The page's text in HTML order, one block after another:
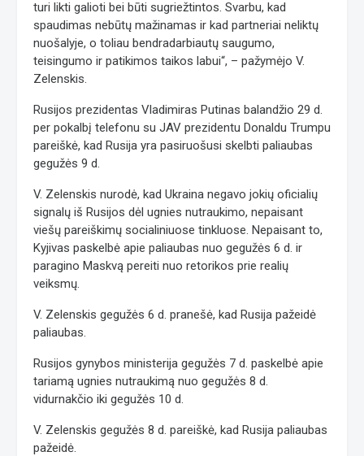
turi likti galioti bei būti sugriežtintos. Svarbu, kad
spaudimas nebūtų mažinamas ir kad partneriai neliktų
nuošalyje, o toliau bendradarbiautų saugumo,
teisingumo ir patikimos taikos labui“, – pažymėjo V.
Zelenskis.
Rusijos prezidentas Vladimiras Putinas balandžio 29 d.
per pokalbį telefonu su JAV prezidentu Donaldu Trumpu
pareiškė, kad Rusija yra pasiruošusi skelbti paliaubas
gegužės 9 d.
V. Zelenskis nurodė, kad Ukraina negavo jokių oficialių
signalų iš Rusijos dėl ugnies nutraukimo, nepaisant
viešų pareiškimų socialiniuose tinkluose. Nepaisant to,
Kyjivas paskelbė apie paliaubas nuo gegužės 6 d. ir
paragino Maskvą pereiti nuo retorikos prie realių
veiksmų.
V. Zelenskis gegužės 6 d. pranešė, kad Rusija pažeidė
paliaubas.
Rusijos gynybos ministerija gegužės 7 d. paskelbė apie
tariamą ugnies nutraukimą nuo gegužės 8 d.
vidurnakčio iki gegužės 10 d.
V. Zelenskis gegužės 8 d. pareiškė, kad Rusija paliaubas
pažeidė.